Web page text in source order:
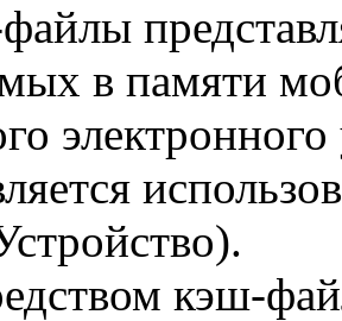
в памяти
электронного
кэш-